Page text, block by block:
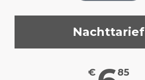
Nachttarief
€ 85